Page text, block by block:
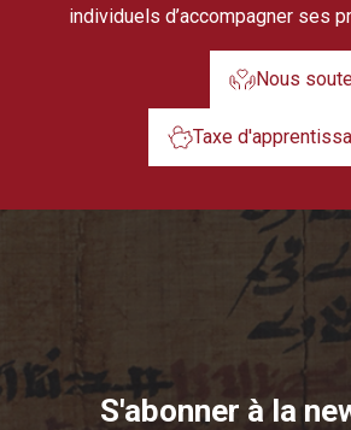
individuels d’accompagner ses
Nous
Taxe
S'abonner à la